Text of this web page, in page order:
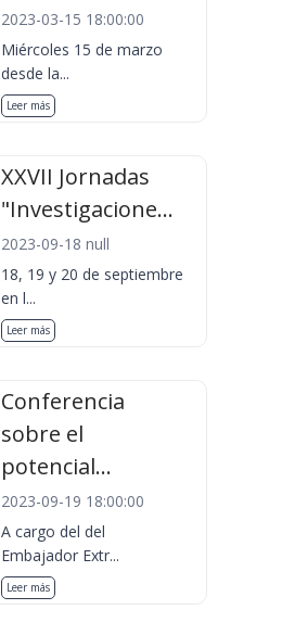
2023-03-15 18:00:00
Miércoles 15 de marzo
desde la...
Leer más
XXVII Jornadas
"Investigacione...
2023-09-18 null
18, 19 y 20 de septiembre
en l...
Leer más
Conferencia
sobre el
potencial...
2023-09-19 18:00:00
A cargo del del
Embajador Extr...
Leer más